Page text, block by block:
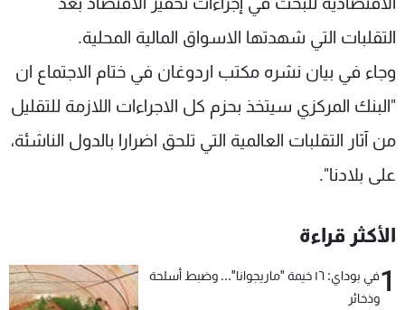
التقلبات التي شهدتها الاسواق المالية المحلية.
وجاء في بيان نشره مكتب اردوغان في ختام الاجتماع ان
"البنك المركزي سيتخذ بحزم كل الاجراءات اللازمة للتقليل
من آثار التقلبات العالمية التي تلحق اضرارا بالدول الناشئة،
على بلادنا".
الأكثر قراءة
1
في بوداي: ١٦ خيمة "ماريجوانا"... وضبط أسلحة
وذخائر
شروط الإسـتخدام
سياسة الخصوصية